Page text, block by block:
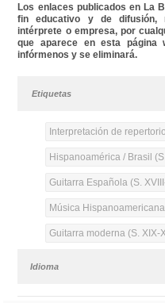
Los enlaces publicados en La
fin educativo y de difusión,
intérprete o empresa, por
que aparece en esta página
infórmenos y se eliminará.
Etiquetas
Interpretación de
Hispanoamérica / Brasil
Guitarra Española (S.
Música Hispanoamericana
Guitarra moderna (S. XIX-
Idioma